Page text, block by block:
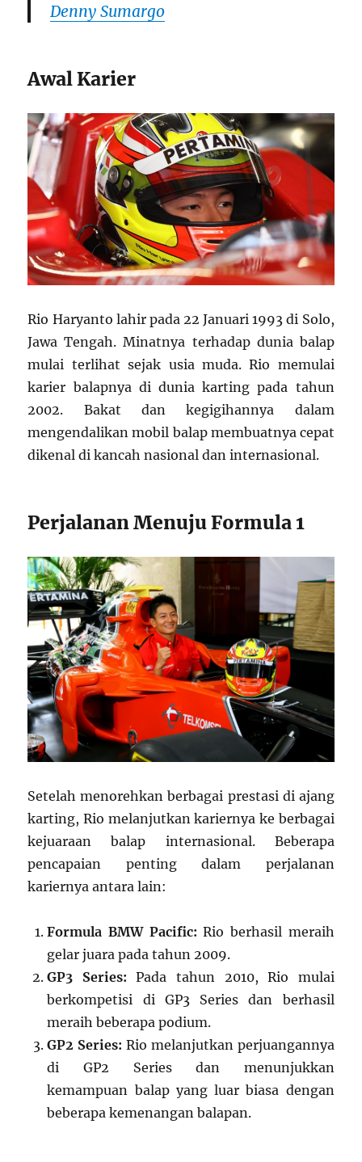
Denny Sumargo
Awal Karier
Rio Haryanto lahir pada 22 Januari 1993 di Solo,
Jawa Tengah. Minatnya terhadap dunia balap
mulai terlihat sejak usia muda. Rio memulai
karier balapnya di dunia karting pada tahun
2002. Bakat dan kegigihannya dalam
mengendalikan mobil balap membuatnya cepat
dikenal di kancah nasional dan internasional.
Perjalanan Menuju Formula 1
Setelah menorehkan berbagai prestasi di ajang
karting, Rio melanjutkan kariernya ke berbagai
kejuaraan balap internasional. Beberapa
pencapaian penting dalam perjalanan
kariernya antara lain:
Formula BMW Pacific: Rio berhasil meraih
gelar juara pada tahun 2009.
GP3 Series: Pada tahun 2010, Rio mulai
berkompetisi di GP3 Series dan berhasil
meraih beberapa podium.
GP2 Series: Rio melanjutkan perjuangannya
di GP2 Series dan menunjukkan
kemampuan balap yang luar biasa dengan
beberapa kemenangan balapan.